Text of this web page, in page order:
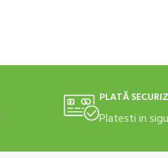
PLATĂ
Platesti in